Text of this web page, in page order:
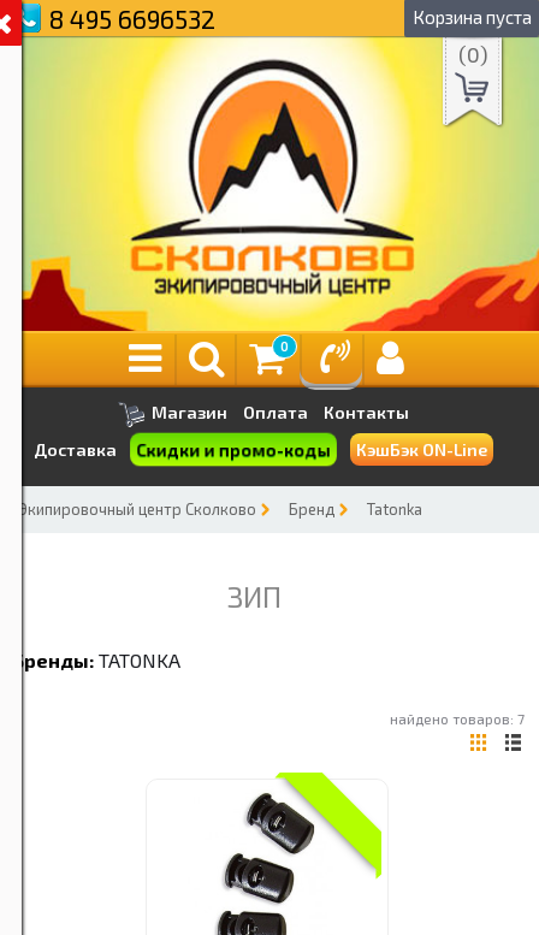
8 495 6696532 Корзина пуста
(0)
0
Магазин Оплата
Контакты
Доставка
Скидки и промо-коды КэшБэк ON-Line
Экипировочный центр Сколково Бренд Tatonka
ЗИП
Бренды: TATONKA
найдено товаров: 7